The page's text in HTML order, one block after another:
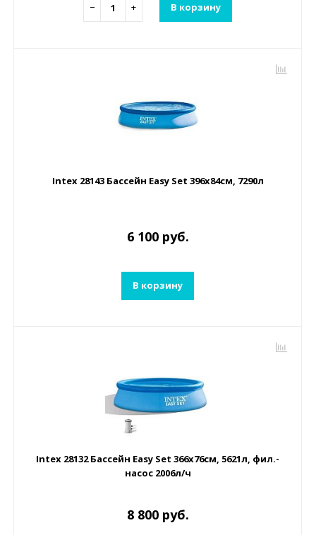
− + В корзину
Intex 28143 Бассейн Easy Set 396х84см, 7290л
6 100 руб.
В корзину
Intex 28132 Бассейн Easy Set 366х76см, 5621л, фил.-
насос 2006л/ч
8 800 руб.